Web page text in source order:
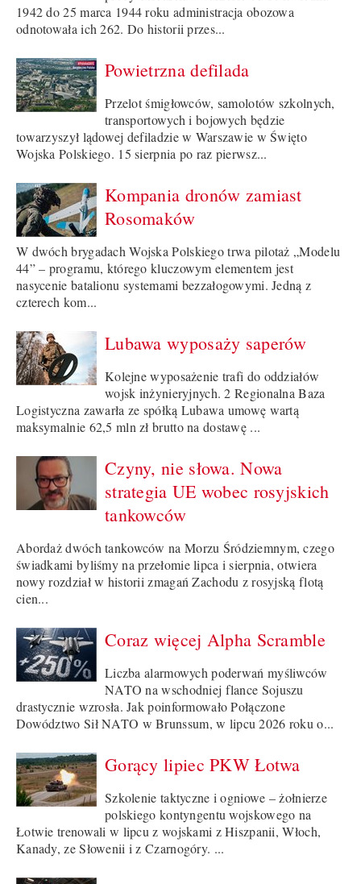
1942 do 25 marca 1944 roku administracja obozowa
odnotowała ich 262. Do historii przes...
Powietrzna defilada
Przelot śmigłowców, samolotów szkolnych,
transportowych i bojowych będzie
towarzyszył lądowej defiladzie w Warszawie w Święto
Wojska Polskiego. 15 sierpnia po raz pierwsz...
Kompania dronów zamiast
Rosomaków
W dwóch brygadach Wojska Polskiego trwa pilotaż „Modelu
44” – programu, którego kluczowym elementem jest
nasycenie batalionu systemami bezzałogowymi. Jedną z
czterech kom...
Lubawa wyposaży saperów
Kolejne wyposażenie trafi do oddziałów
wojsk inżynieryjnych. 2 Regionalna Baza
Logistyczna zawarła ze spółką Lubawa umowę wartą
maksymalnie 62,5 mln zł brutto na dostawę ...
Czyny, nie słowa. Nowa
strategia UE wobec rosyjskich
tankowców
Abordaż dwóch tankowców na Morzu Śródziemnym, czego
świadkami byliśmy na przełomie lipca i sierpnia, otwiera
nowy rozdział w historii zmagań Zachodu z rosyjską flotą
cien...
Coraz więcej Alpha Scramble
Liczba alarmowych poderwań myśliwców
NATO na wschodniej flance Sojuszu
drastycznie wzrosła. Jak poinformowało Połączone
Dowództwo Sił NATO w Brunssum, w lipcu 2026 roku o...
Gorący lipiec PKW Łotwa
Szkolenie taktyczne i ogniowe – żołnierze
polskiego kontyngentu wojskowego na
Łotwie trenowali w lipcu z wojskami z Hiszpanii, Włoch,
Kanady, ze Słowenii i z Czarnogóry. ...